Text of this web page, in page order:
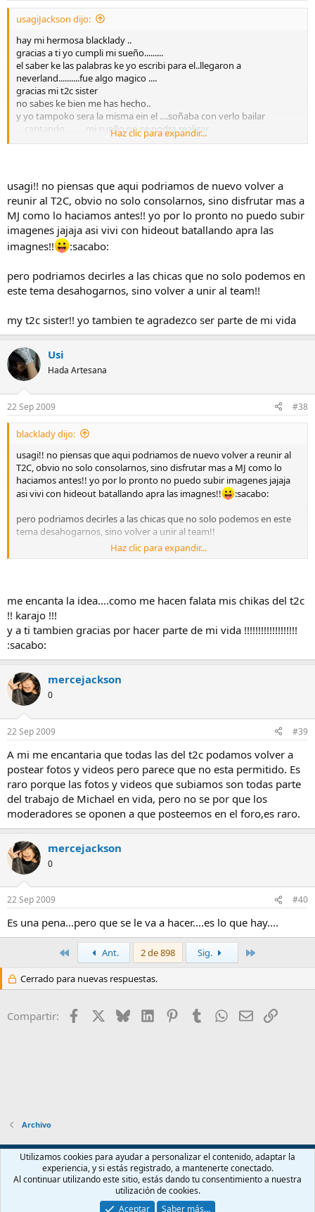
usagiJackson dijo:
hay mi hermosa blacklady ..
gracias a ti yo cumpli mi sueño.........
el saber ke las palabras ke yo escribi para el..llegaron a
neverland..........fue algo magico ....
gracias mi t2c sister
no sabes ke bien me has hecho..
y yo tampoko sera la misma ein el ....soñaba con verlo bailar
....cantando .........mi sueño no se podra realizar
pero siempre le amare ...................siempre su musica estara en mi ♥
Haz clic para expandir...
usagi!! no piensas que aqui podriamos de nuevo volver a
reunir al T2C, obvio no solo consolarnos, sino disfrutar mas a
MJ como lo haciamos antes!! yo por lo pronto no puedo subir
imagenes jajaja asi vivi con hideout batallando apra las
imagnes!!
:sacabo:
pero podriamos decirles a las chicas que no solo podemos en
este tema desahogarnos, sino volver a unir al team!!
my t2c sister!! yo tambien te agradezco ser parte de mi vida
Usi
Hada Artesana
22 Sep 2009 #38
blacklady dijo:
usagi!! no piensas que aqui podriamos de nuevo volver a reunir al
T2C, obvio no solo consolarnos, sino disfrutar mas a MJ como lo
haciamos antes!! yo por lo pronto no puedo subir imagenes jajaja
asi vivi con hideout batallando apra las imagnes!!
:sacabo:
pero podriamos decirles a las chicas que no solo podemos en este
tema desahogarnos, sino volver a unir al team!!
my t2c sister!! yo tambien te agradezco ser parte de mi vida
Haz clic para expandir...
me encanta la idea....como me hacen falata mis chikas del t2c
!! karajo !!!
y a ti tambien gracias por hacer parte de mi vida !!!!!!!!!!!!!!!!!!!
:sacabo:
mercejackson
0
22 Sep 2009 #39
A mi me encantaria que todas las del t2c podamos volver a
postear fotos y videos pero parece que no esta permitido. Es
raro porque las fotos y videos que subiamos son todas parte
del trabajo de Michael en vida, pero no se por que los
moderadores se oponen a que posteemos en el foro,es raro.
mercejackson
0
22 Sep 2009 #40
Es una pena...pero que se le va a hacer....es lo que hay....
PrimeroAnt. 2 de 898 Sig.
Cerrado para nuevas respuestas.
Compartir: Facebook BlueskyLinkedInPinterestTumblr WhatsApp
EmailEnlace
Archivo
Español (ES)
Contáctanos
Términos y reglas Política de privacidad
Ayuda
Utilizamos cookies para ayudar a personalizar el contenido, adaptar la
experiencia, y si estás registrado, a mantenerte conectado.
Al continuar utilizando este sitio, estás dando tu consentimiento a nuestra
utilización de cookies.
Aceptar
Saber más…